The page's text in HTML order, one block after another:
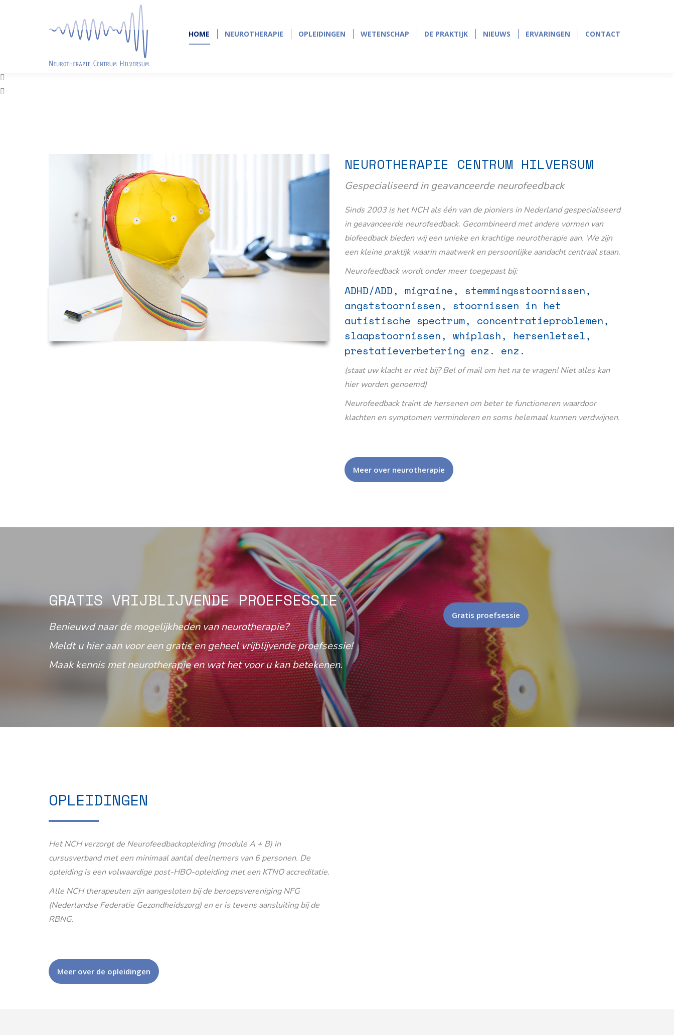
in
in
HOME NEUROTHERAPIE OPLEIDINGEN WETENSCHAP DE PRAKTIJK NIEUWS ERVARINGEN CONTACT
NEUROTHERAPIE CENTRUM HILVERSUM
Gespecialiseerd in geavanceerde neurofeedback
Sinds 2003 is het NCH als één van de pioniers in Nederland gespecialiseerd
in geavanceerde neurofeedback. Gecombineerd met andere vormen van
biofeedback bieden wij een unieke en krachtige neurotherapie aan. We zijn
een kleine praktijk waarin maatwerk en persoonlijke aandacht centraal staan.
Neurofeedback wordt onder meer toegepast bij:
ADHD/ADD, migraine, stemmingsstoornissen,
angststoornissen, stoornissen in het
autistische spectrum, concentratieproblemen,
slaapstoornissen, whiplash, hersenletsel,
prestatieverbetering enz. enz.
(staat uw klacht er niet bij? Bel of mail om het na te vragen! Niet alles kan
hier worden genoemd)
Neurofeedback traint de hersenen om beter te functioneren waardoor
klachten en symptomen verminderen en soms helemaal kunnen verdwijnen.
Meer over neurotherapie
GRATIS VRIJBLIJVENDE PROEFSESSIE
Benieuwd naar de mogelijkheden van neurotherapie?
Meldt u hier aan voor een gratis en geheel vrijblijvende proefsessie!
Maak kennis met neurotherapie en wat het voor u kan betekenen.
Gratis proefsessie
OPLEIDINGEN
Het NCH verzorgt de Neurofeedbackopleiding (module A + B) in
cursusverband met een minimaal aantal deelnemers van 6 personen. De
opleiding is een volwaardige post-HBO-opleiding met een KTNO accreditatie.
Alle NCH therapeuten zijn aangesloten bij de beroepsvereniging NFG
(Nederlandse Federatie Gezondheidszorg) en er is tevens aansluiting bij de
RBNG.
Meer over de opleidingen
HOME NEUROTHERAPIE OPLEIDINGEN WETENSCHAP DE PRAKTIJK NIEUWS ERVARINGEN CONTACT